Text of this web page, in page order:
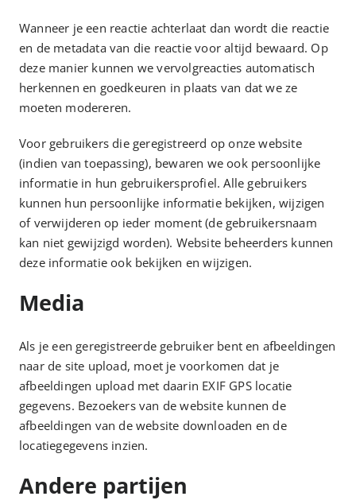
Wanneer je een reactie achterlaat dan wordt die reactie
en de metadata van die reactie voor altijd bewaard. Op
deze manier kunnen we vervolgreacties automatisch
herkennen en goedkeuren in plaats van dat we ze
moeten modereren.
Voor gebruikers die geregistreerd op onze website
(indien van toepassing), bewaren we ook persoonlijke
informatie in hun gebruikersprofiel. Alle gebruikers
kunnen hun persoonlijke informatie bekijken, wijzigen
of verwijderen op ieder moment (de gebruikersnaam
kan niet gewijzigd worden). Website beheerders kunnen
deze informatie ook bekijken en wijzigen.
Media
Als je een geregistreerde gebruiker bent en afbeeldingen
naar de site upload, moet je voorkomen dat je
afbeeldingen upload met daarin EXIF GPS locatie
gegevens. Bezoekers van de website kunnen de
afbeeldingen van de website downloaden en de
locatiegegevens inzien.
Andere partijen